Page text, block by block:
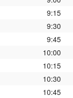
9:15
9:30
9:45
10:00
10:15
10:30
10:45